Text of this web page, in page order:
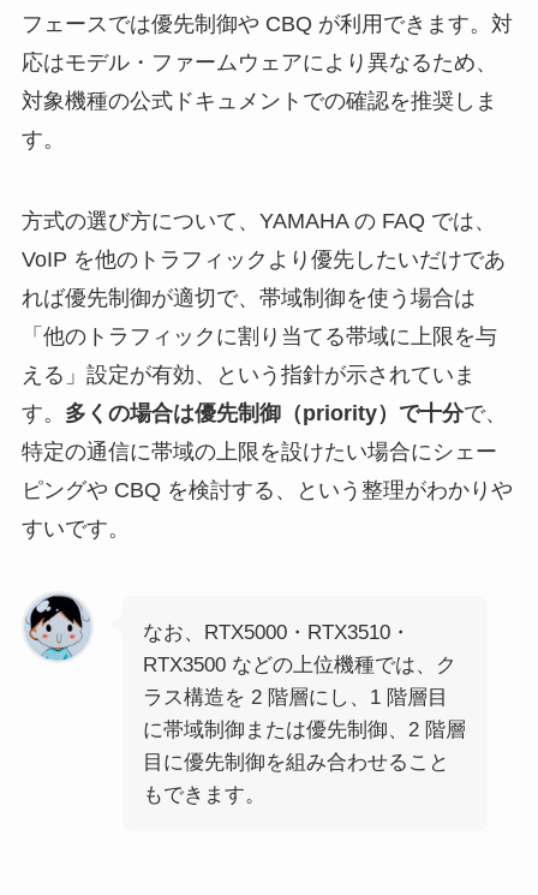
フェースでは優先制御や CBQ が利用できます。対
応はモデル・ファームウェアにより異なるため、
対象機種の公式ドキュメントでの確認を推奨しま
す。
方式の選び方について、YAMAHA の FAQ では、
VoIP を他のトラフィックより優先したいだけであ
れば優先制御が適切で、帯域制御を使う場合は
「他のトラフィックに割り当てる帯域に上限を与
える」設定が有効、という指針が示されていま
す。 多くの場合は優先制御（priority）で十分で、
特定の通信に帯域の上限を設けたい場合にシェー
ピングや CBQ を検討する、という整理がわかりや
すいです。
なお、RTX5000・RTX3510・
RTX3500 などの上位機種では、ク
ラス構造を 2 階層にし、1 階層目
に帯域制御または優先制御、2 階層
目に優先制御を組み合わせること
もできます。